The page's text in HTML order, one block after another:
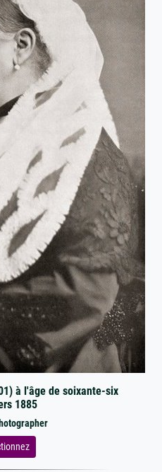
à l'âge de soixante-six
1885